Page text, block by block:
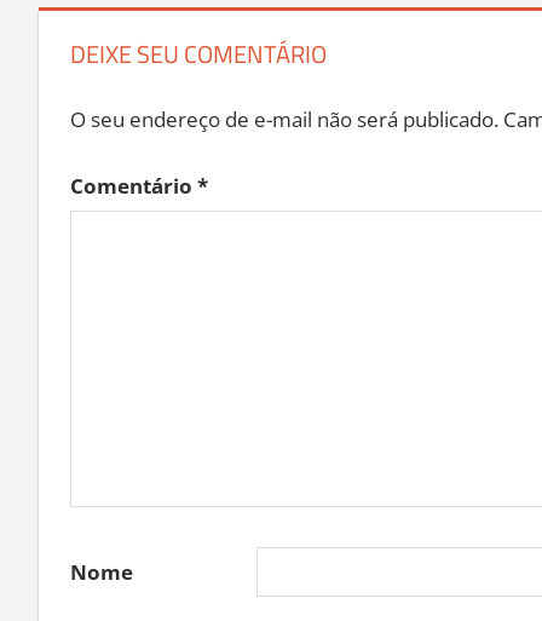
DEIXE SEU COMENTÁRIO
O seu endereço de e-mail não será publicado.
Comentário *
Nome